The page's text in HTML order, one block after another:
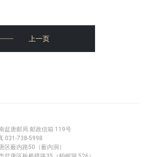
上一页
盆唐邮局 邮政信箱 119号
.031-738-5998
区薮内路50（薮内洞）